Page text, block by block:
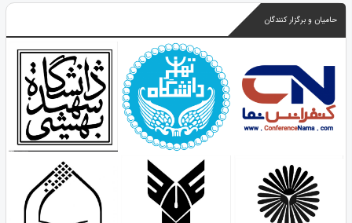
حامیان و برگزار کنندگان